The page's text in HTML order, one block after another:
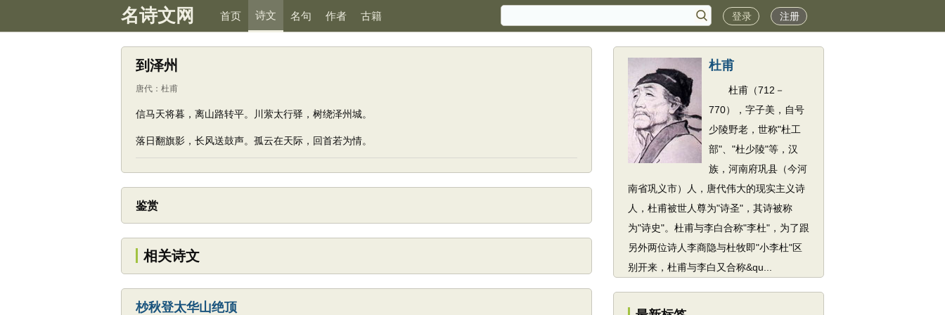
名诗文网 首页 诗文 名句 作者 古籍 登录 注册
到泽州
唐代 ： 杜甫
信马天将暮，离山路转平。川萦太行驿，树绕泽州城。
落日翻旗影，长风送鼓声。孤云在天际，回首若为情。
鉴赏
相关诗文
杪秋登太华山绝顶
杜甫
杜甫（712－
770），字子美，自号
少陵野老，世称"杜工
部"、"杜少陵"等，汉
族，河南府巩县（今河
南省巩义市）人，唐代伟大的现实主义诗
人，杜甫被世人尊为"诗圣"，其诗被称
为"诗史"。杜甫与李白合称"李杜"，为了跟
另外两位诗人李商隐与杜牧即"小李杜"区
别开来，杜甫与李白又合称&qu...